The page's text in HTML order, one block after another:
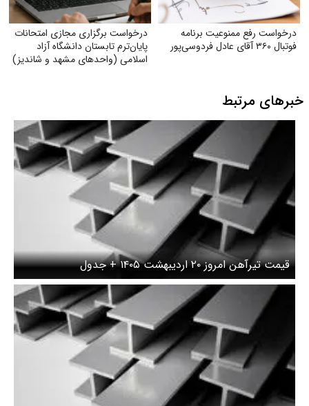
درخواست رفع ممنوعیت برنامه
فوتبال ۳۶۰ آقای عادل فردوسی‌پور
درخواست برگزاری مجازی امتحانات
پایان‌ترم تابستان دانشگاه آزاد
اسلامی (واحدهای مشهد و شاندیز)
خبرهای مرتبط
قیمت تیرآهن امروز ۲۰ اردیبهشت ۱۴۰۵ + جدول